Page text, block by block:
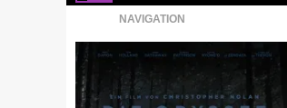
NAVIGATION